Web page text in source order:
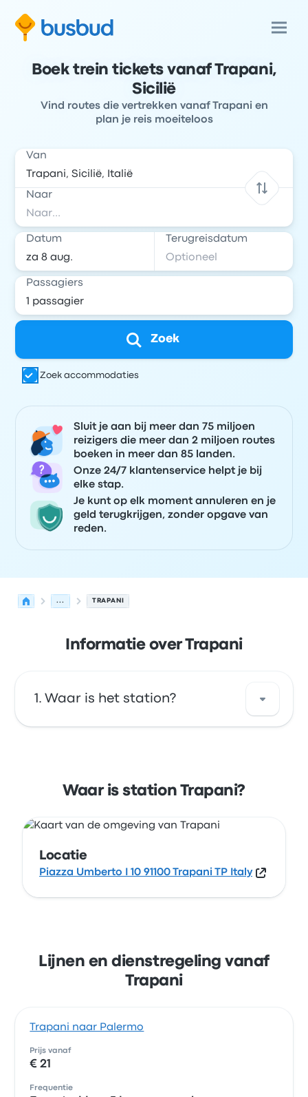
Boek trein tickets vanaf Trapani,
Sicilië
Vind routes die vertrekken vanaf Trapani en
plan je reis moeiteloos
Van
Naar
Datum Terugreisdatum
Passagiers
Zoek
Zoek accommodaties
Sluit je aan bij meer dan 75 miljoen
reizigers die meer dan 2 miljoen routes
boeken in meer dan 85 landen.
Onze 24/7 klantenservice helpt je bij
elke stap.
Je kunt op elk moment annuleren en je
geld terugkrijgen, zonder opgave van
reden.
... TRAPANI
Informatie over Trapani
Waar is het station?
dit station in Trapani op een kaart.
Waar is station Trapani?
Locatie
Piazza Umberto I 10 91100 Trapani TP Italy
Lijnen en dienstregeling vanaf
Trapani
Trapani naar Palermo
Prijs vanaf
€ 21
Frequentie